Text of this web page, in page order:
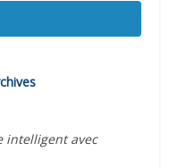
intelligent avec